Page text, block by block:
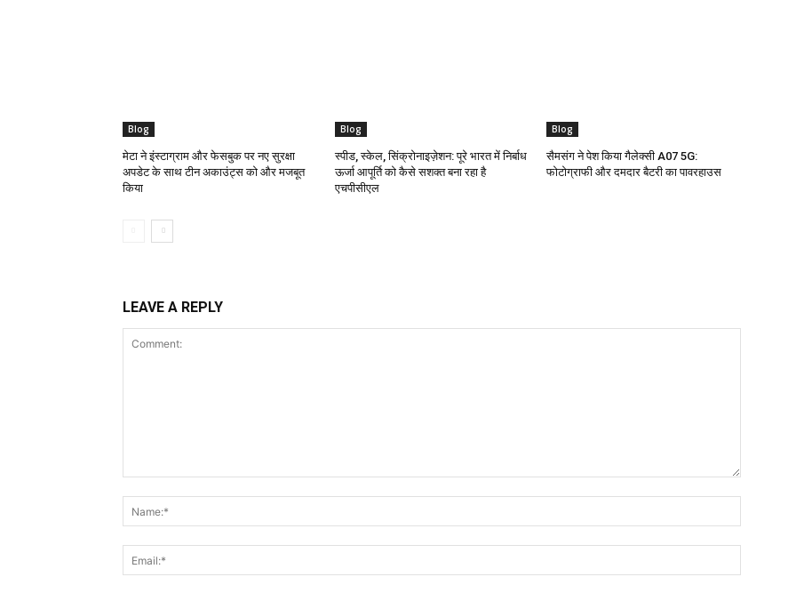
Blog
मेटा ने इंस्टाग्राम और फेसबुक पर नए सुरक्षा
अपडेट के साथ टीन अकाउंट्स को और मजबूत
किया
Blog
स्पीड, स्केल, सिंक्रोनाइज़ेशन: पूरे भारत में निर्बाध
ऊर्जा आपूर्ति को कैसे सशक्त बना रहा है
एचपीसीएल
Blog
सैमसंग ने पेश किया गैलेक्सी A07 5G:
फोटोग्राफी और दमदार बैटरी का पावरहाउस
LEAVE A REPLY